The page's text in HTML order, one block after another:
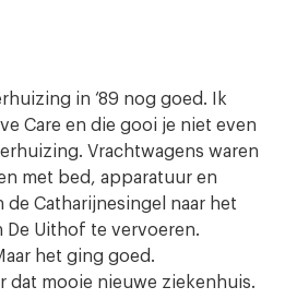
in ‘89 nog goed. Ik
Care en die gooi je niet even
Vrachtwagens waren
met bed, apparatuur en
Catha­rijnesingel naar het
De Uithof te vervoeren.
het ging goed.
dat mooie nieuwe ziekenhuis.